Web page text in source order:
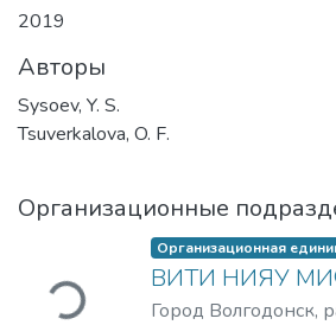
2019
Авторы
Sysoev, Y. S.
Tsuverkalova, O. F.
Организационные
Организационная
ВИТИ НИЯУ
Город Волгодонск,